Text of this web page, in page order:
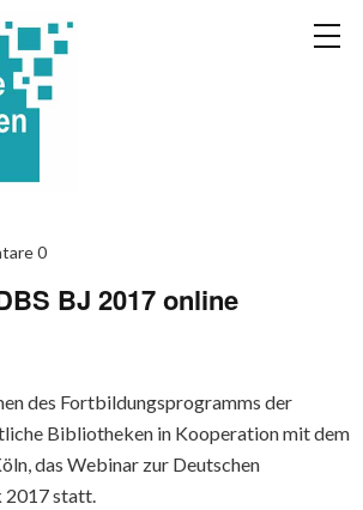
0
BJ 2017 online
des Fortbildungsprogramms der
Bibliotheken in Kooperation mit dem
das Webinar zur Deutschen
statt.